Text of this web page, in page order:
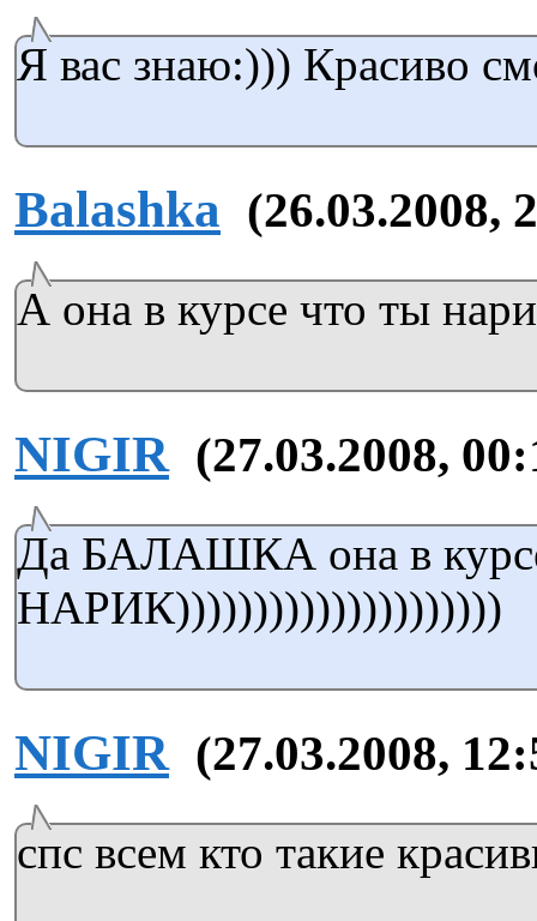
Я вас знаю:))) Красиво
Balashka (26.03.2008,
А она в курсе что ты
NIGIR (27.03.2008,
Да БАЛАШКА она в
НАРИК)))))))))))))))))))))
NIGIR (27.03.2008,
спс всем кто такие